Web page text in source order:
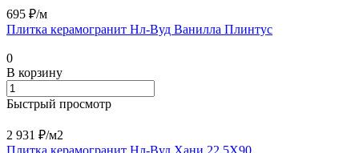
695 ₽/м
Плитка керамогранит Нл-Вуд Ванилла Плинтус
0
В корзину
Быстрый просмотр
2 931 ₽/м2